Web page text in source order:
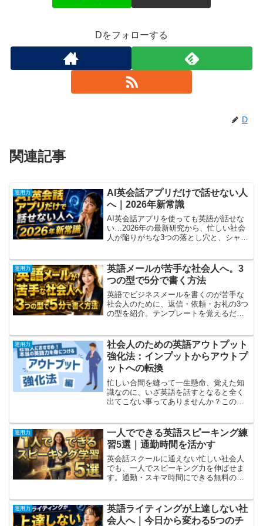
Dをフォローする
D
関連記事
運用力
AI英会話アプリだけで話せない人
へ｜2026年新常識
AI英会話アプリを使っても英語が話せな
い…2026年の最新研究から、忙しい社会
人が陥りがちな3つの落とし穴と、シャド
運用力
英語メールが苦手な社会人へ。3
つの型で5分で書く方法
英語でビジネスメールを書くのが苦手な
社会人のために、返信・依頼・お礼の3つ
の型を紹介。テンプレートを覚えるだけ
運用力
社会人のための英語アウトプット
強化法：インプットからアウトプ
ットへの転換
忙しい合間を縫って一生懸命、覚えた知
識なのに、いざ英語を話すとなると全く
出てこない事ってありませんか？このよ
いる可能性が高いです。そんな人におす
すめなのがアウトプットを...
運用力
一人でできる英語スピーキング練
習5選｜通勤時間を活かす
英会話スクールに通えない忙しい社会人
でも、一人でスピーキング力を伸ばせま
す。通勤・スキマ時間にできる無料の練
運用力
英語ライティングが上達しない社
会人へ｜今日から変わる5つのチ